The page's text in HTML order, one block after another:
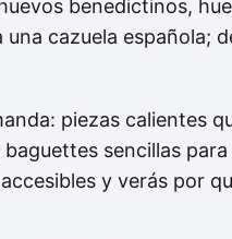
benedictinos,
cazuela española;
piezas calientes
sencillas
y verás por